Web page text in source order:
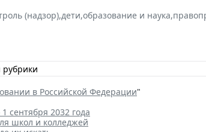
(надзор),дети,образование и наука,
в Российской Федерации"
сентября 2032 года
школ и колледжей